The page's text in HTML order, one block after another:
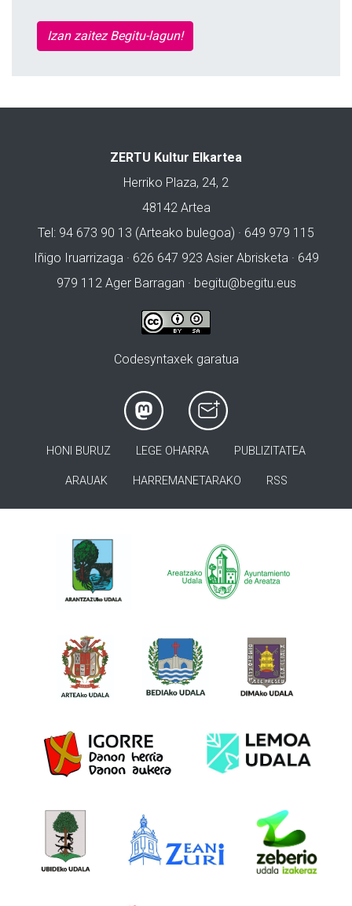
Izan zaitez Begitu-lagun!
ZERTU Kultur Elkartea
Herriko Plaza, 24, 2
48142 Artea
Tel: 94 673 90 13 (Arteako bulegoa) · 649 979 115
Iñigo Iruarrizaga · 626 647 923 Asier Abrisketa · 649
979 112 Ager Barragan · begitu@begitu.eus
Codesyntaxek garatua
HONI BURUZ LEGE OHARRA PUBLIZITATEA
ARAUAK HARREMANETARAKO RSS